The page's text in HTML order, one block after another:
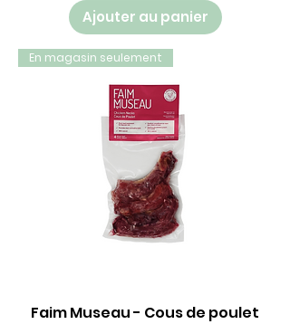
Ajouter au panier
En magasin seulement
Faim Museau - Cous de poulet